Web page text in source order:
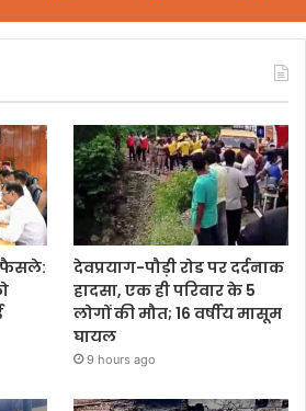
फैसले:
देवप्रयाग-पौड़ी रोड पर दर्दनाक
हादसा, एक ही परिवार के 5
लोगों की मौत; 16 वर्षीय मासूम
घायल
9 hours ago